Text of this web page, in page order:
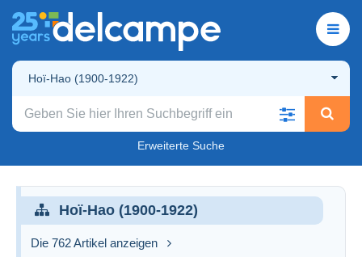
Hoï-Hao (1900-1922)
Erweiterte Suche
Hoï-Hao (1900-1922)
Die 762 Artikel anzeigen